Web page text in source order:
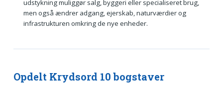
udstykning muliggør salg, byggeri eller specialiseret brug,
men også ændrer adgang, ejerskab, naturværdier og
infrastrukturen omkring de nye enheder.
Opdelt Krydsord 10 bogstaver